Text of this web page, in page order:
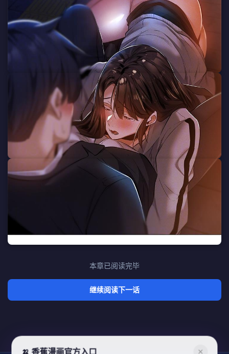
本章已阅读完毕
继续阅读下一话
🍌 香蕉漫画官方入口 ✕